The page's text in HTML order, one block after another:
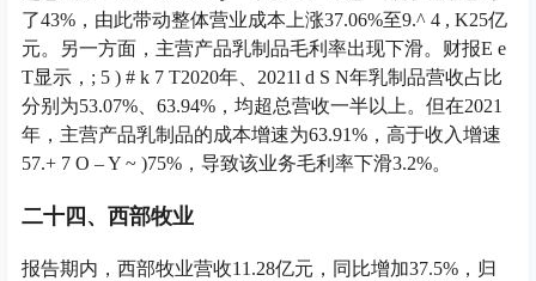
属上市公司净利144? F M0.89万元，同比增加20.62%。
西部牧业2021年营收数据n – J
西部牧业2021年营收数据
图片来源：西部牧业2021年报
报告期内，公司直销模式业务收入较上年增加54.70%，增